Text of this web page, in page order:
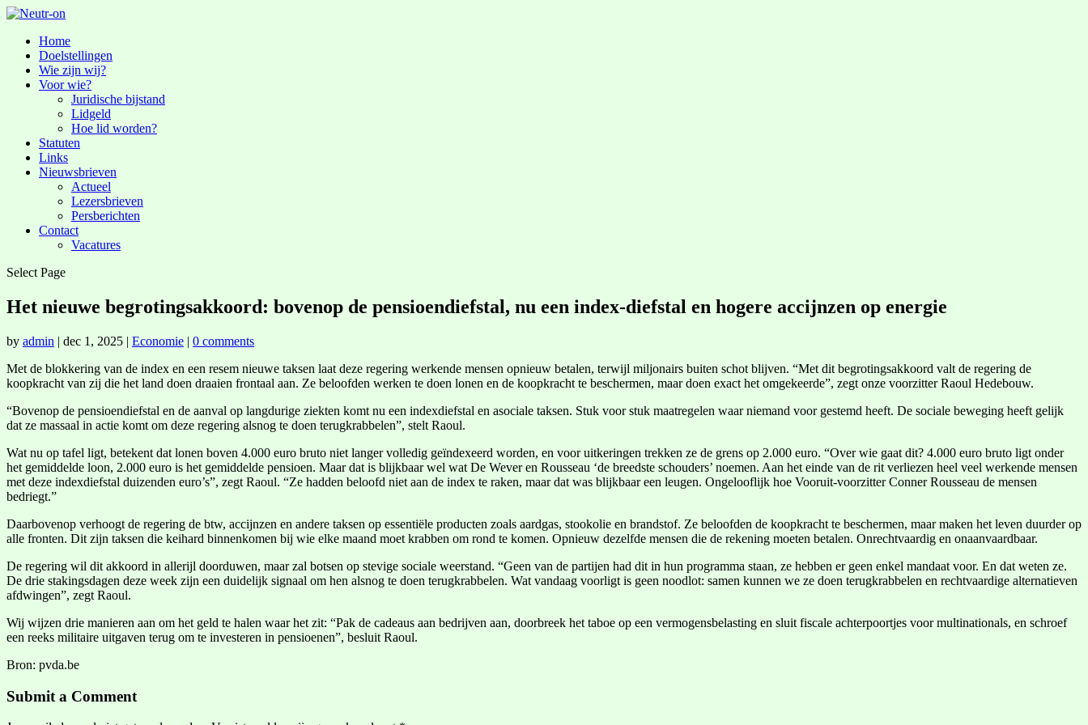
Home
Doelstellingen
Wie zijn wij?
Voor wie?
Juridische bijstand
Lidgeld
Hoe lid worden?
Statuten
Links
Nieuwsbrieven
Actueel
Lezersbrieven
Persberichten
Contact
Vacatures
Select Page
Het nieuwe begrotingsakkoord: bovenop de pensioendiefstal, nu een index-diefstal en hogere accijnzen op energie
by admin | dec 1, 2025 | Economie | 0 comments
Met de blokkering van de index en een resem nieuwe taksen laat deze regering werkende mensen opnieuw betalen, terwijl miljonairs buiten schot blijven. “Met dit begrotingsakkoord valt de regering de
koopkracht van zij die het land doen draaien frontaal aan. Ze beloofden werken te doen lonen en de koopkracht te beschermen, maar doen exact het omgekeerde”, zegt onze voorzitter Raoul Hedebouw.
“Bovenop de pensioendiefstal en de aanval op langdurige ziekten komt nu een indexdiefstal en asociale taksen. Stuk voor stuk maatregelen waar niemand voor gestemd heeft. De sociale beweging heeft gelijk
dat ze massaal in actie komt om deze regering alsnog te doen terugkrabbelen”, stelt Raoul.
Wat nu op tafel ligt, betekent dat lonen boven 4.000 euro bruto niet langer volledig geïndexeerd worden, en voor uitkeringen trekken ze de grens op 2.000 euro. “Over wie gaat dit? 4.000 euro bruto ligt onder
het gemiddelde loon, 2.000 euro is het gemiddelde pensioen. Maar dat is blijkbaar wel wat De Wever en Rousseau ‘de breedste schouders’ noemen. Aan het einde van de rit verliezen heel veel werkende mensen
met deze indexdiefstal duizenden euro’s”, zegt Raoul. “Ze hadden beloofd niet aan de index te raken, maar dat was blijkbaar een leugen. Ongelooflijk hoe Vooruit-voorzitter Conner Rousseau de mensen
bedriegt.”
Daarbovenop verhoogt de regering de btw, accijnzen en andere taksen op essentiële producten zoals aardgas, stookolie en brandstof. Ze beloofden de koopkracht te beschermen, maar maken het leven duurder op
alle fronten. Dit zijn taksen die keihard binnenkomen bij wie elke maand moet krabben om rond te komen. Opnieuw dezelfde mensen die de rekening moeten betalen. Onrechtvaardig en onaanvaardbaar.
De regering wil dit akkoord in allerijl doorduwen, maar zal botsen op stevige sociale weerstand. “Geen van de partijen had dit in hun programma staan, ze hebben er geen enkel mandaat voor. En dat weten ze.
De drie stakingsdagen deze week zijn een duidelijk signaal om hen alsnog te doen terugkrabbelen. Wat vandaag voorligt is geen noodlot: samen kunnen we ze doen terugkrabbelen en rechtvaardige alternatieven
afdwingen”, zegt Raoul.
Wij wijzen drie manieren aan om het geld te halen waar het zit: “Pak de cadeaus aan bedrijven aan, doorbreek het taboe op een vermogensbelasting en sluit fiscale achterpoortjes voor multinationals, en schroef
een reeks militaire uitgaven terug om te investeren in pensioenen”, besluit Raoul.
Bron: pvda.be
Submit a Comment